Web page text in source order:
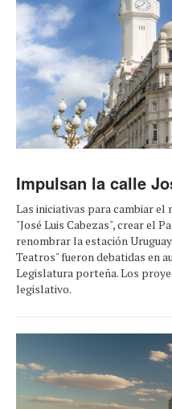
Impulsan la calle
Las iniciativas para cambiar
"José Luis Cabezas", crear el
renombrar la estación
Teatros" fueron debatidas en
Legislatura porteña. Los
legislativo.